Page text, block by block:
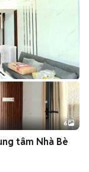
+2
6
tâm Nhà Bè